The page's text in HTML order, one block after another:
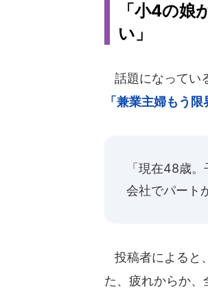
「小4の娘
い」
話題になってい
「兼業主婦もう
「現在48歳
会社でパート
投稿者によると
た、疲れからか